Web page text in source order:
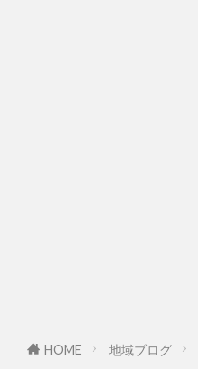
HOME 地域ブログ